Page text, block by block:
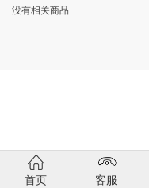
没有相关商品
首页 客服